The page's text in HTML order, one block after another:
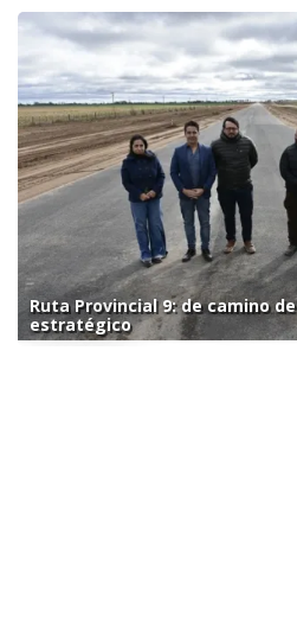
Ruta Provincial 9: de camino
estratégico